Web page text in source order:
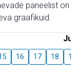
paneelist on
graafikuid.
16 17 18 19